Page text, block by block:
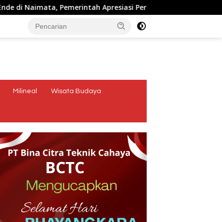
Pemerintah Apresiasi Peran Organisasi Kemasyarakatan
Milineal Wisata Budaya